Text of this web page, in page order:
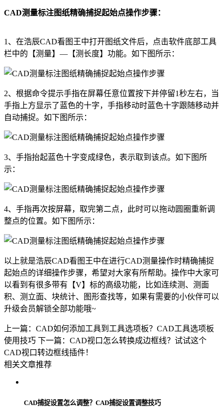
CAD测量标注图纸精确捕捉起始点操作步骤：
1、在浩辰CAD看图王中打开图纸文件后，点击软件底部工具
栏中的【测量】—【测长度】功能。如下图所示：
2、根据命令提示手指在屏幕任意位置按下并停留1秒左右，当
手指上方显示了蓝色的十字，手指移动时蓝色十字跟随移动并
自动捕捉。如下图所示：
3、手指抬起蓝色十字变成绿色，表示取到该点。如下图所
示：
4、手指再次按屏幕，取完第二点，此时可以拖动圆圈重新调
整点的位置。如下图所示：
以上就是浩辰CAD看图王中在进行CAD测量操作时精确捕捉
起始点的详细操作步骤，希望对大家有所帮助。操作中大家可
以看到有很多带有【V】标的高级功能，比如连续测、测面
积、测立面、块统计、图形查找等，如果有需要的小伙伴可以
升级会员解锁全部功能哦~
上一篇：CAD如何添加工具到工具选项板？CAD工具选项板
使用技巧 下一篇：CAD视口怎么转换成边框线？试试这个
CAD视口转边框线插件！
相关文章推荐
CAD捕捉设置怎么调整？CAD捕捉设置调整技巧